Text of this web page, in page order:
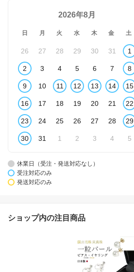
2026年8月
日 月 火 水 木 金 土
26 27 28 29 30 31 1
2 3 4 5 6 7 8
9 10 11 12 13 14 15
16 17 18 19 20 21 22
23 24 25 26 27 28 29
30 31 1 2 3 4 5
休業日（受注・発送対応なし）
受注対応のみ
発送対応のみ
ショップ内の注目商品